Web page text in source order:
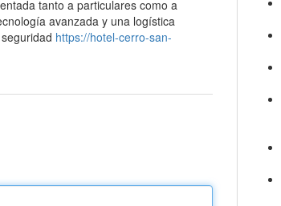
tanto a particulares como a
avanzada y una logística
https://hotel-cerro-san-